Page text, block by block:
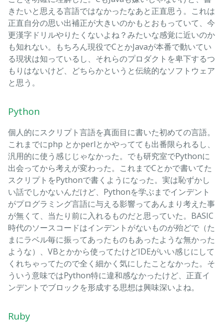
きたいと思える言語ではなかったなあと正直思う。これは
正直自分の思い出補正が大きいのかもとおもっていて、今
更漢字ドリルやりたくないよね？みたいな感覚に近いのか
も知れない。もちろん現役でCとかJavaが本番で動いてい
る現状は知っているし、それらのプロダクトを卑下するつ
もりはないけど、どちらかというと伝統的なソフトウェア
と思う。
Python
個人的にスクリプト言語を真面目に書いた初めての言語。
これまでにphp とかperlとかやってても出番限られるし、
汎用的に使う感じじゃなかった。でも研究室でPythonに
出会ってから考えが変わった。これまでCとかで書いてた
スクリプトをPythonで書くようになった。実は恥ずかし
い話でしかないんだけど、Pythonを学ぶまでインデント
がプログラミング言語に与える影響ってあんまり考えた事
が無くて、当たり前に入れるものだと思っていた。BASIC
時代のソースコードはインデントがないものが殆どで（た
まにラベル毎に振ってあったものもあったような無かった
ような）、VBとかから使ってたけどIDEがいい感じにして
くれちゃってたので全く細かく気にしたことなかった。そ
ういう意味ではPython特に違和感なかったけど、正直イ
ンデントでブロックを形成する思想は興味深いよね。
Ruby